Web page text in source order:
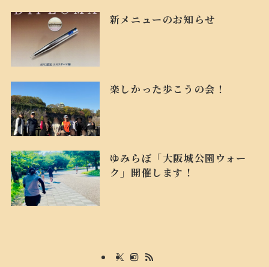
新メニューのお知らせ
楽しかった歩こうの会！
ゆみらぼ「大阪城公園ウォー
ク」開催します！